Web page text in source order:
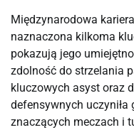
Międzynarodowa
naznaczona kilkoma
pokazują jego
zdolność do strzelania
kluczowych asyst oraz
defensywnych
znaczących meczach i